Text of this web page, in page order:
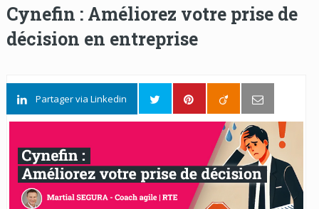
Cynefin : Améliorez votre prise de
décision en entreprise
Partager via Linkedin